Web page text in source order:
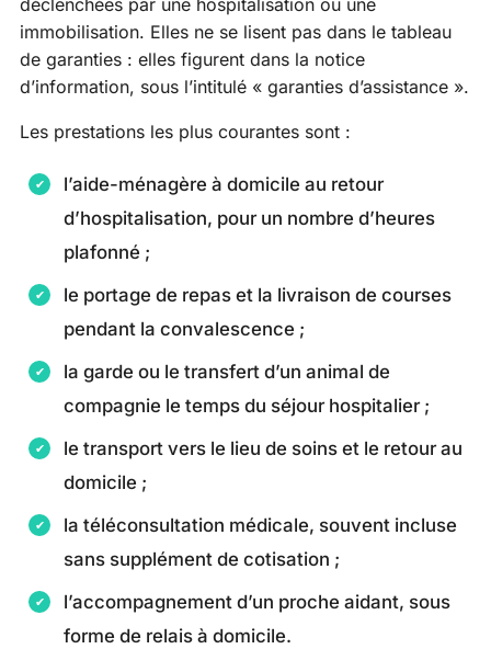
déclenchées par une hospitalisation ou une
immobilisation. Elles ne se lisent pas dans le tableau
de garanties : elles figurent dans la notice
d’information, sous l’intitulé « garanties d’assistance ».
Les prestations les plus courantes sont :
l’aide-ménagère à domicile au retour
d’hospitalisation, pour un nombre d’heures
plafonné ;
le portage de repas et la livraison de courses
pendant la convalescence ;
la garde ou le transfert d’un animal de
compagnie le temps du séjour hospitalier ;
le transport vers le lieu de soins et le retour au
domicile ;
la téléconsultation médicale, souvent incluse
sans supplément de cotisation ;
l’accompagnement d’un proche aidant, sous
forme de relais à domicile.